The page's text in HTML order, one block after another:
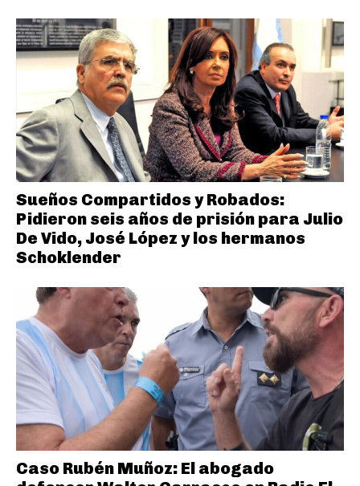
Sueños Compartidos y Robados:
Pidieron seis años de prisión para Julio
De Vido, José López y los hermanos
Schoklender
Caso Rubén Muñoz: El abogado